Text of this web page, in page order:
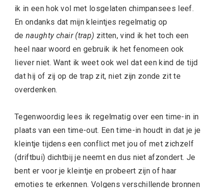
ik in een hok vol met losgelaten chimpansees leef.
En ondanks dat mijn kleintjes regelmatig op
de naughty chair (trap) zitten, vind ik het toch een
heel naar woord en gebruik ik het fenomeen ook
liever niet. Want ik weet ook wel dat een kind de tijd
dat hij of zij op de trap zit, niet zijn zonde zit te
overdenken.
Tegenwoordig lees ik regelmatig over een time-in in
plaats van een time-out. Een time-in houdt in dat je je
kleintje tijdens een conflict met jou of met zichzelf
(driftbui) dichtbij je neemt en dus niet afzondert. Je
bent er voor je kleintje en probeert zijn of haar
emoties te erkennen. Volgens verschillende bronnen